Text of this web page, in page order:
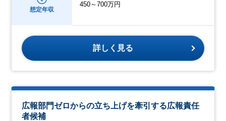
想定年収
450～700万円
詳しく見る
広報部門ゼロからの立ち上げを牽引する広報責任
者候補